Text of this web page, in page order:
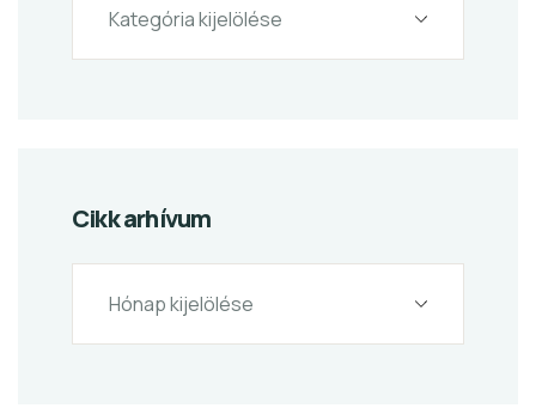
Cikk arhívum